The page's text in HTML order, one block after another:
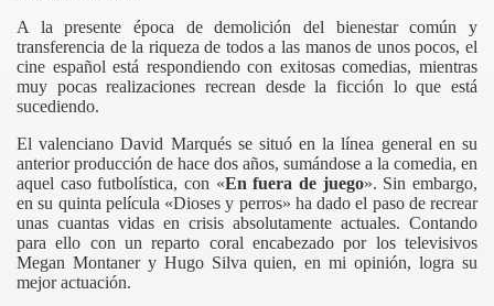
A la presente época de demolición del bienestar común y
transferencia de la riqueza de todos a las manos de unos pocos, el
cine español está respondiendo con exitosas comedias, mientras
muy pocas realizaciones recrean desde la ficción lo que está
sucediendo.
El valenciano David Marqués se situó en la línea general en su
anterior producción de hace dos años, sumándose a la comedia, en
aquel caso futbolística, con «En fuera de juego». Sin embargo,
en su quinta película «Dioses y perros» ha dado el paso de recrear
unas cuantas vidas en crisis absolutamente actuales. Contando
para ello con un reparto coral encabezado por los televisivos
Megan Montaner y Hugo Silva quien, en mi opinión, logra su
mejor actuación.